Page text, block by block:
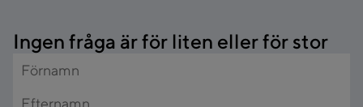
Ingen fråga är för liten eller för stor